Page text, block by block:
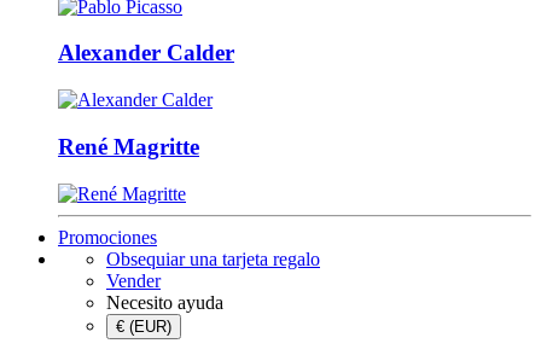
Alexander Calder
René Magritte
Promociones
Obsequiar una tarjeta regalo
Vender
Necesito ayuda
€ (EUR)